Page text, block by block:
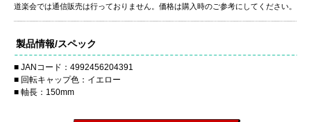
道楽会では通信販売は行っておりません。価格は購入時のご参考にしてください。
製品情報/スペック
JANコード：4992456204391
回転キャップ色：イエロー
軸長：150mm